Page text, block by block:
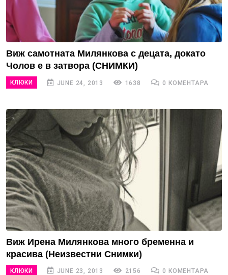
Виж самотната Милянкова с децата, докато
Чолов е в затвора (СНИМКИ)
КЛЮКИ JUNE 24, 2013 1638 0 КОМЕНТАРА
Виж Ирена Милянкова много бременна и
красива (Неизвестни Снимки)
КЛЮКИ JUNE 23, 2013 2156 0 КОМЕНТАРА